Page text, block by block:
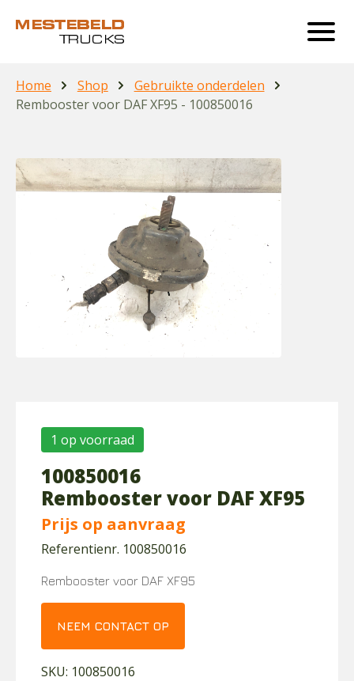
Home Shop
Gebruikte onderdelen
Rembooster voor DAF XF95 - 100850016
1 op voorraad
100850016
Rembooster voor DAF XF95
Prijs op aanvraag
Referentienr. 100850016
Rembooster voor DAF XF95
NEEM CONTACT OP
SKU: 100850016